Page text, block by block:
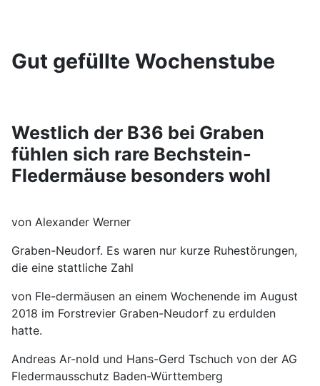
Gut gefüllte Wochenstube
Westlich der B36 bei Graben
fühlen sich rare Bechstein-
Fledermäuse besonders wohl
von Alexander Werner
Graben-Neudorf. Es waren nur kurze Ruhestörungen,
die eine stattliche Zahl
von Fle-dermäusen an einem Wochenende im August
2018 im Forstrevier Graben-Neudorf zu erdulden
hatte.
Andreas Ar-nold und Hans-Gerd Tschuch von der AG
Fledermausschutz Baden-Württemberg